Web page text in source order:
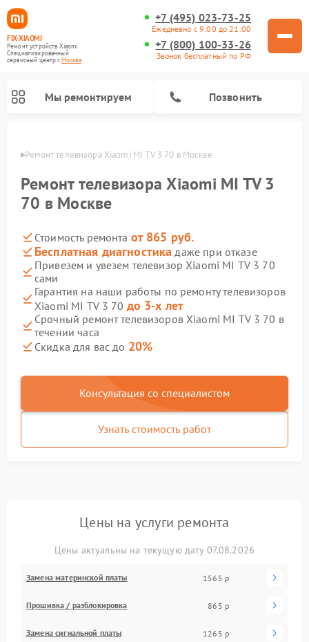
FIX-XIAOMI
Ремонт устройств Xiaomi
Специализированный
cервисный центр г.Москва
+7 (495) 023-73-25
Ежедневно с 9:00 до 21:00
+7 (800) 100-33-26
Звонок бесплатный по РФ
Мы ремонтируем Позвонить
Ремонт телевизора Xiaomi MI TV 3 70 в Москве
Ремонт телевизора Xiaomi MI TV 3
70 в Москве
Стоимость ремонта от 865 руб.
Бесплатная диагностика даже при отказе
Привезем и увезем телевизор Xiaomi MI TV 3 70
сами
Гарантия на наши работы по ремонту телевизоров
Xiaomi MI TV 3 70 до 3-х лет
Срочный ремонт телевизоров Xiaomi MI TV 3 70 в
течении часа
Скидка для вас до 20%
Консультация со специалистом
Узнать стоимость работ
Цены на услуги ремонта
Цены актуальны на текущую дату 07.08.2026
Замена материнской платы 1565 р
Прошивка / разблокировка 865 р
Замена сигнальной платы 1265 р